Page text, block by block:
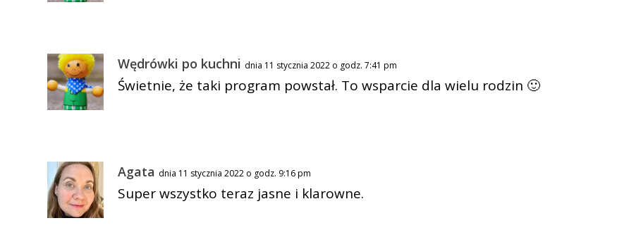
Wędrówki po kuchni dnia 11 stycznia 2022 o godz. 7:41 pm
Świetnie, że taki program powstał. To wsparcie dla wielu rodzin 🙂
Agata dnia 11 stycznia 2022 o godz. 9:16 pm
Super wszystko teraz jasne i klarowne.